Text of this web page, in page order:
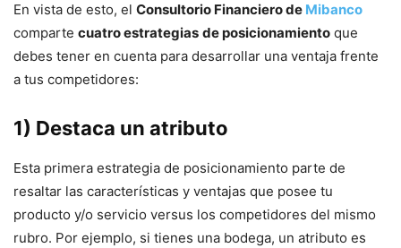
En vista de esto, el Consultorio Financiero de Mibanco
comparte cuatro estrategias de posicionamiento que
debes tener en cuenta para desarrollar una ventaja frente
a tus competidores:
1) Destaca un atributo
Esta primera estrategia de posicionamiento parte de
resaltar las características y ventajas que posee tu
producto y/o servicio versus los competidores del mismo
rubro. Por ejemplo, si tienes una bodega, un atributo es